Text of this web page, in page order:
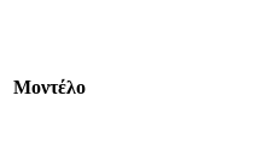
Mοντέλο